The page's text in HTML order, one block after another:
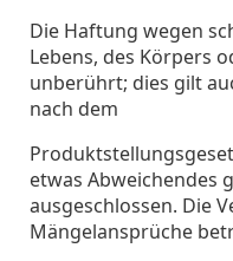
Die Haftung wegen
Lebens, des Körpers
unberührt; dies gilt
nach dem
etwas Abweichendes
ausgeschlossen. Die
Mängelansprüche